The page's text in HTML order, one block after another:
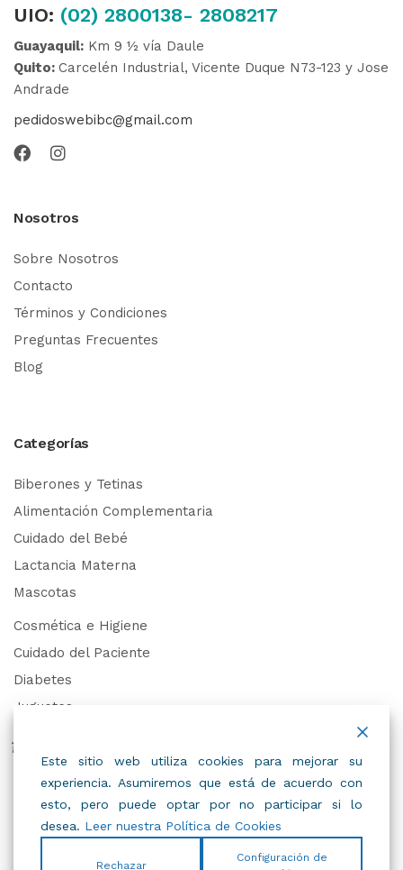
UIO: (02) 2800138- 2808217
Guayaquil: Km 9 ½ vía Daule
Quito: Carcelén Industrial, Vicente Duque N73-123 y Jose
Andrade
pedidoswebibc@gmail.com
Nosotros
Sobre Nosotros
Contacto
Términos y Condiciones
Preguntas Frecuentes
Blog
Categorías
Biberones y Tetinas
Alimentación Complementaria
Cuidado del Bebé
Lactancia Materna
Mascotas
Cosmética e Higiene
Cuidado del Paciente
Diabetes
Juguetes
Trabaja con Nosotros
Este sitio web utiliza cookies para mejorar su
experiencia. Asumiremos que está de acuerdo con
esto, pero puede optar por no participar si lo
desea. Leer nuestra Política de Cookies
Rechazar
Configuración de